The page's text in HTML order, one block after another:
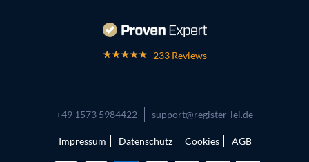
233 Reviews
+49 1573 5984422 support@register-lei.de
Impressum Datenschutz Cookies AGB